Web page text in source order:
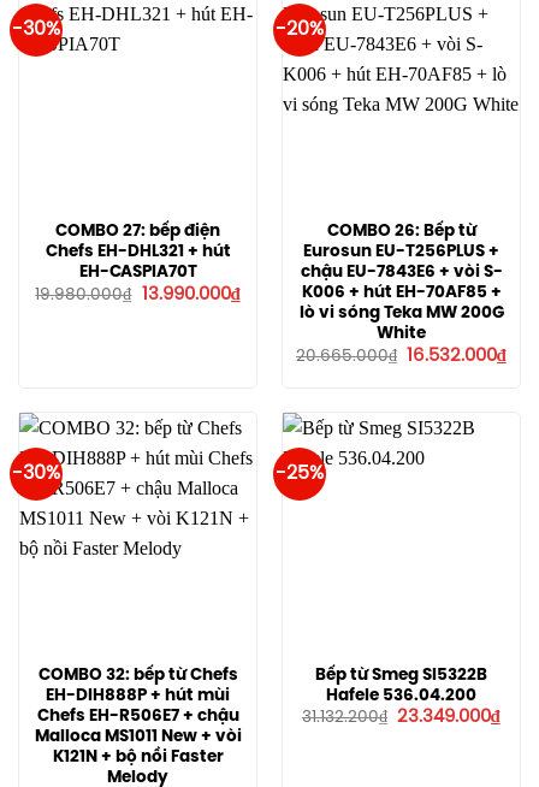
-30%
COMBO 27: bếp điện
Chefs EH-DHL321 + hút
EH-CASPIA70T
19.980.000₫
Giá
13.990.000₫Giá
hiện
13.990.000₫.
-20%
COMBO 26: Bếp từ
Eurosun EU-T256PLUS +
chậu EU-7843E6 + vòi S-
K006 + hút EH-70AF85 +
lò vi sóng Teka MW 200G
White
20.665.000₫ Giá
16.532.000₫Giá
-30%
COMBO 32: bếp từ Chefs
EH-DIH888P + hút mùi
Chefs EH-R506E7 + chậu
Malloca MS1011 New + vòi
K121N + bộ nồi Faster
Melody
-25%
Bếp từ Smeg SI5322B
Hafele 536.04.200
31.132.200₫
Giá
23.349.000₫Giá